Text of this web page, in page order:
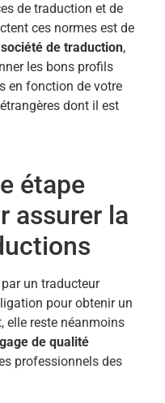
de traduction et de
ces normes est de
de traduction,
les bons profils
en fonction de votre
dont il est
étape
assurer la
un traducteur
pour obtenir un
elle reste néanmoins
de qualité
professionnels des